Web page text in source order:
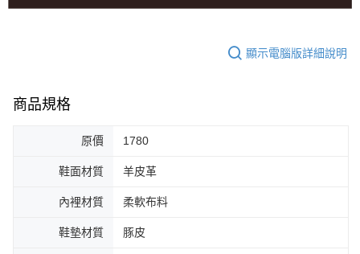
顯示電腦版詳細說明
商品規格
原價 1780
鞋面材質 羊皮革
內裡材質 柔軟布料
鞋墊材質 豚皮